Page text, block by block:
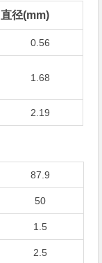
直径(mm)
0.56
1.68
2.19
87.9
50
1.5
2.5